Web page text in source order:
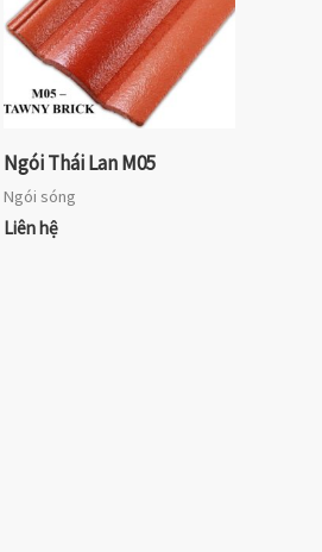
Ngói Thái Lan M05
Ngói sóng
Liên hệ